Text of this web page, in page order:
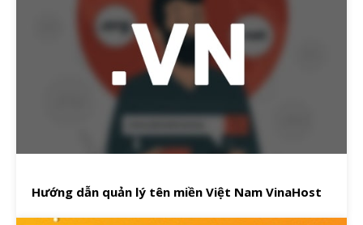
Hướng dẫn quản lý tên miền Việt Nam VinaHost